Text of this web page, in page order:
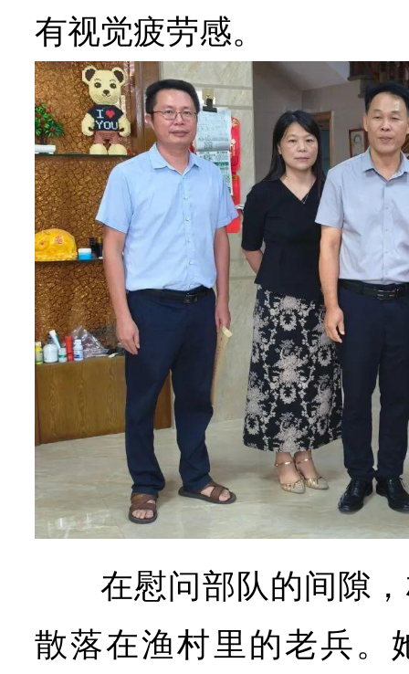
有视觉疲劳感。
在慰问部队的间隙
散落在渔村里的老兵。